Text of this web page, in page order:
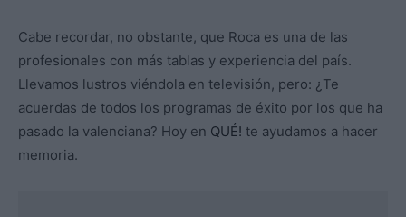
Cabe recordar, no obstante, que Roca es una de las
profesionales con más tablas y experiencia del país.
Llevamos lustros viéndola en televisión, pero: ¿Te
acuerdas de todos los programas de éxito por los que ha
pasado la valenciana? Hoy en QUÉ! te ayudamos a hacer
memoria.